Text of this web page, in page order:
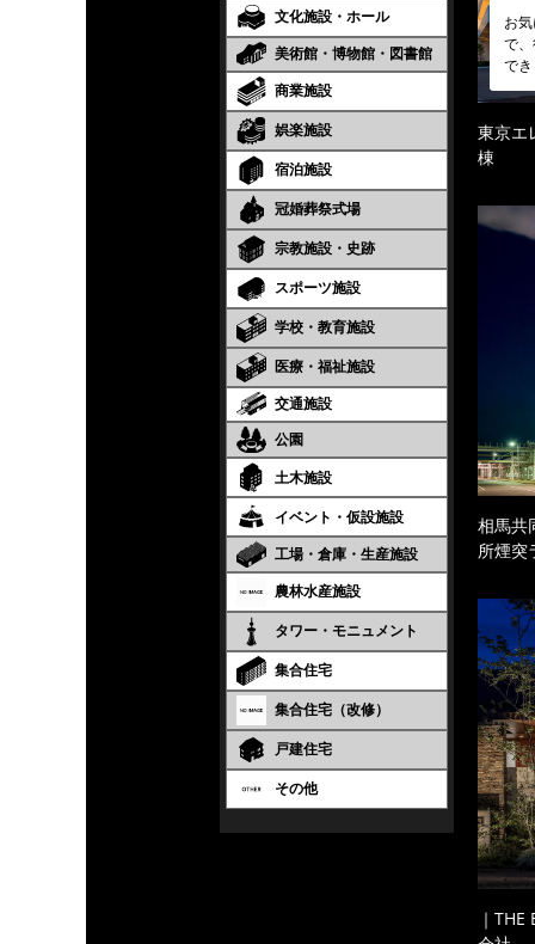
文化施設・ホール
美術館・博物館・図書館
商業施設
娯楽施設
宿泊施設
冠婚葬祭式場
宗教施設・史跡
スポーツ施設
学校・教育施設
医療・福祉施設
交通施設
公園
土木施設
イベント・仮設施設
工場・倉庫・生産施設
農林水産施設
タワー・モニュメント
集合住宅
集合住宅（改修）
戸建住宅
その他
お
で
で
東京エ
棟
相馬共
所煙突
｜